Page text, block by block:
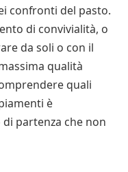
confronti del pasto.
di convivialità, o
da soli o con il
qualità
quali
è
partenza che non